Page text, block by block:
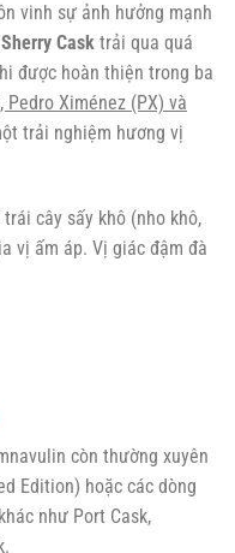
vinh sự ảnh hưởng mạnh
Cask trải qua quá
được hoàn thiện trong ba
Ximénez (PX) và
trải nghiệm hương vị
cây sấy khô (nho khô,
vị ấm áp. Vị giác đậm đà
còn thường xuyên
Edition) hoặc các dòng
như Port Cask,